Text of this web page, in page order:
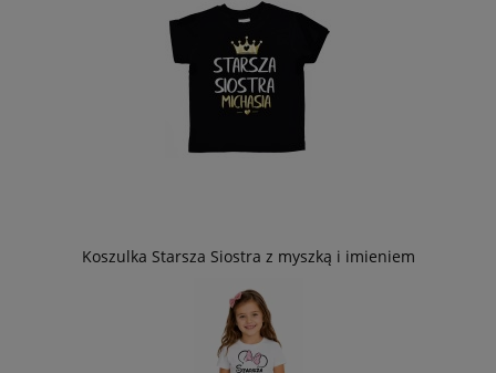
Koszulka Starsza Siostra z myszką i imieniem